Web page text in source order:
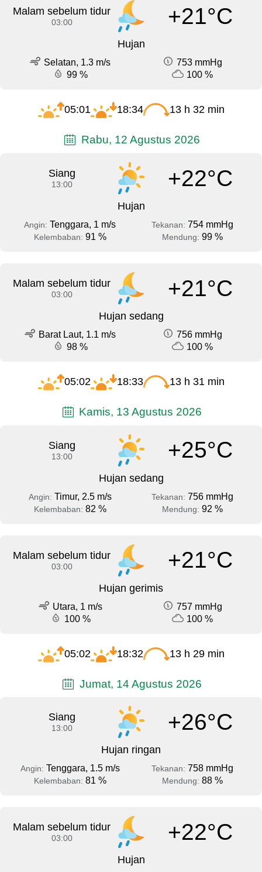
Malam sebelum tidur
03:00 +21°C
Hujan
Selatan, 1.3 m/s
753 mmHg
99 %
100 %
05:01 18:34 13 h 32 min
Rabu, 12 Agustus 2026
Siang
13:00 +22°C
Hujan
Angin: Tenggara, 1 m/s Tekanan: 754 mmHg
Kelembaban: 91 % Mendung: 99 %
Malam sebelum tidur
03:00 +21°C
Hujan sedang
Barat Laut, 1.1 m/s
756 mmHg
98 %
100 %
05:02 18:33 13 h 31 min
Kamis, 13 Agustus 2026
Siang
13:00 +25°C
Hujan sedang
Angin: Timur, 2.5 m/s Tekanan: 756 mmHg
Kelembaban: 82 % Mendung: 92 %
Malam sebelum tidur
03:00 +21°C
Hujan gerimis
Utara, 1 m/s
757 mmHg
100 %
100 %
05:02 18:32 13 h 29 min
Jumat, 14 Agustus 2026
Siang
13:00 +26°C
Hujan ringan
Angin: Tenggara, 1.5 m/s Tekanan: 758 mmHg
Kelembaban: 81 % Mendung: 88 %
Malam sebelum tidur
03:00 +22°C
Hujan